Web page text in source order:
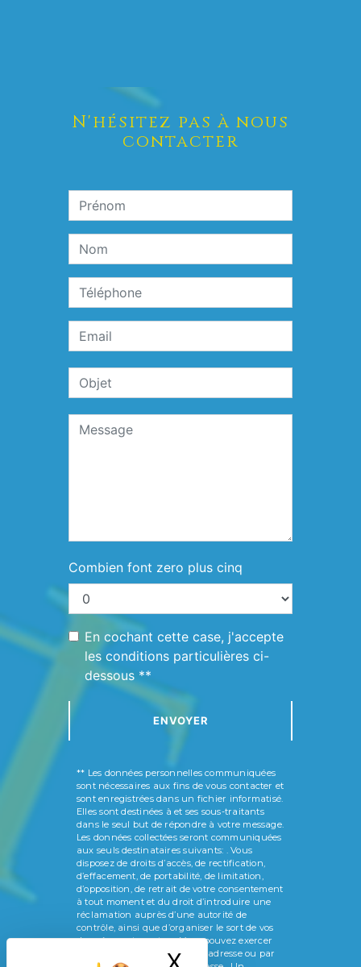
N'hésitez pas à nous
contacter
Combien font zero plus cinq
En cochant cette case, j'accepte
les conditions particulières ci-
dessous **
ENVOYER
** Les données personnelles communiquées
sont nécessaires aux fins de vous contacter et
sont enregistrées dans un fichier informatisé.
Elles sont destinées à et ses sous-traitants
dans le seul but de répondre à votre message.
Les données collectées seront communiquées
aux seuls destinataires suivants: . Vous
disposez de droits d’accès, de rectification,
d’effacement, de portabilité, de limitation,
d’opposition, de retrait de votre consentement
à tout moment et du droit d’introduire une
réclamation auprès d’une autorité de
contrôle, ainsi que d’organiser le sort de vos
données post-mortem. Vous pouvez exercer
ces droits par voie postale à l'adresse ou par